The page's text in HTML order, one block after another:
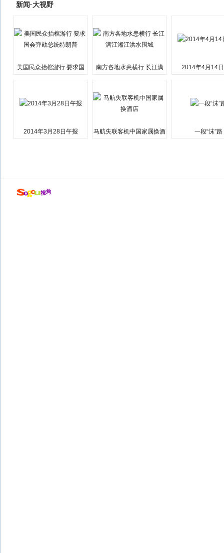
新闻·大视野
美国民众抬棺游行 要求国
南方各地水患横行 长江漓
2014年4月14
2014年3月28日午报
马航失联客机中国家属换酒
一段“沫”路